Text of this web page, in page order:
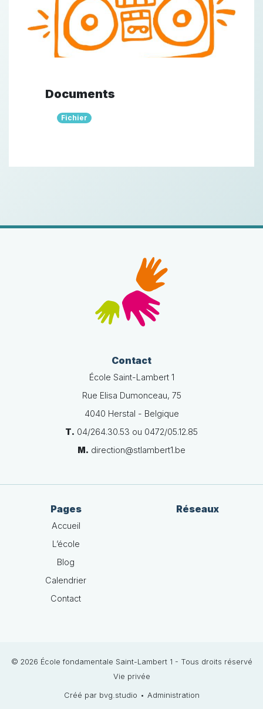
Documents
Fichier
Contact
École Saint-Lambert 1
Rue Elisa Dumonceau, 75
4040 Herstal - Belgique
T. 04/264.30.53 ou 0472/05.12.85
M. direction@stlambert1.be
Pages
Accueil
L’école
Blog
Calendrier
Contact
Réseaux
© 2026 École fondamentale Saint-Lambert 1 - Tous droits réservé
Vie privée
Créé par bvg.studio • Administration